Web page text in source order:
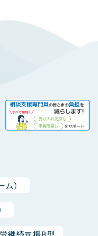
）